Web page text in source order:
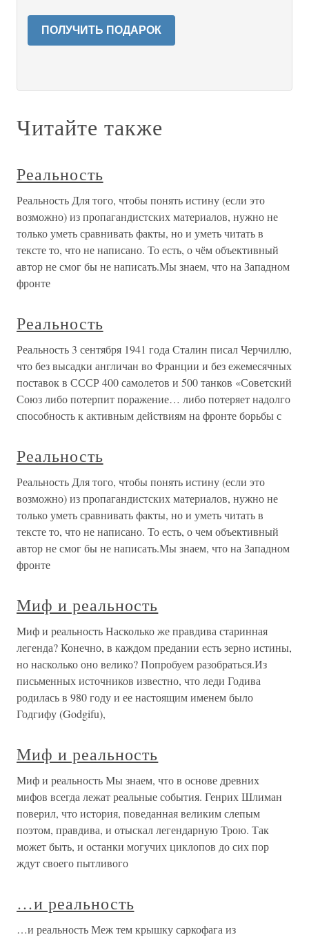
ПОЛУЧИТЬ ПОДАРОК
Читайте также
Реальность
Реальность Для того, чтобы понять истину (если это
возможно) из пропагандистских материалов, нужно не
только уметь сравнивать факты, но и уметь читать в
тексте то, что не написано. То есть, о чём объективный
автор не смог бы не написать.Мы знаем, что на Западном
фронте
Реальность
Реальность 3 сентября 1941 года Сталин писал Черчиллю,
что без высадки англичан во Франции и без ежемесячных
поставок в СССР 400 самолетов и 500 танков «Советский
Союз либо потерпит поражение… либо потеряет надолго
способность к активным действиям на фронте борьбы с
Реальность
Реальность Для того, чтобы понять истину (если это
возможно) из пропагандистских материалов, нужно не
только уметь сравнивать факты, но и уметь читать в
тексте то, что не написано. То есть, о чем объективный
автор не смог бы не написать.Мы знаем, что на Западном
фронте
Миф и реальность
Миф и реальность Насколько же правдива старинная
легенда? Конечно, в каждом предании есть зерно истины,
но насколько оно велико? Попробуем разобраться.Из
письменных источников известно, что леди Годива
родилась в 980 году и ее настоящим именем было
Годгифу (Godgifu),
Миф и реальность
Миф и реальность Мы знаем, что в основе древних
мифов всегда лежат реальные события. Генрих Шлиман
поверил, что история, поведанная великим слепым
поэтом, правдива, и отыскал легендарную Трою. Так
может быть, и останки могучих циклопов до сих пор
ждут своего пытливого
…и реальность
…и реальность Меж тем крышку саркофага из